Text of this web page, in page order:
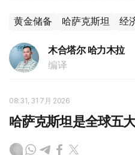
黄金储备 哈萨克斯坦 经
木合塔尔 哈力木拉
编译
08:31, 31 7月 2026
哈萨克斯坦是全球五